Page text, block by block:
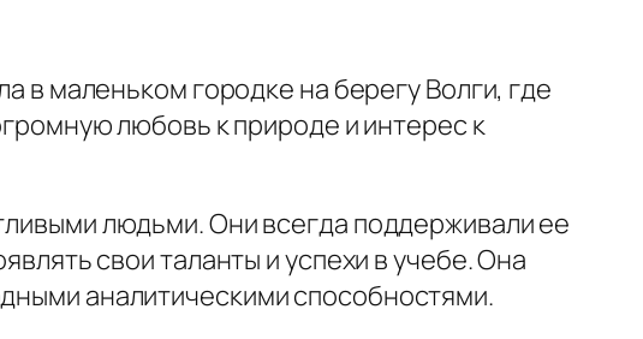
в маленьком городке на берегу Волги, где
любовь к природе и интерес к
людьми. Они всегда поддерживали ее
свои таланты и успехи в учебе. Она
аналитическими способностями.